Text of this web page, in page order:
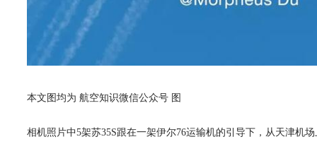
本文图均为 航空知识微信公众号 图
相机照片中5架苏35S跟在一架伊尔76运输机的引导下，从天津机